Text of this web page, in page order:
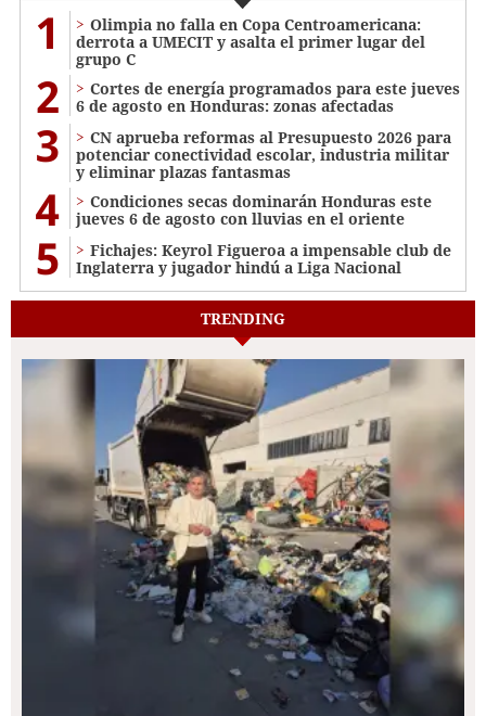
1
Olimpia no falla en Copa Centroamericana:
derrota a UMECIT y asalta el primer lugar del
grupo C
2
Cortes de energía programados para este jueves
6 de agosto en Honduras: zonas afectadas
3
CN aprueba reformas al Presupuesto 2026 para
potenciar conectividad escolar, industria militar
y eliminar plazas fantasmas
4
Condiciones secas dominarán Honduras este
jueves 6 de agosto con lluvias en el oriente
5
Fichajes: Keyrol Figueroa a impensable club de
Inglaterra y jugador hindú a Liga Nacional
TRENDING